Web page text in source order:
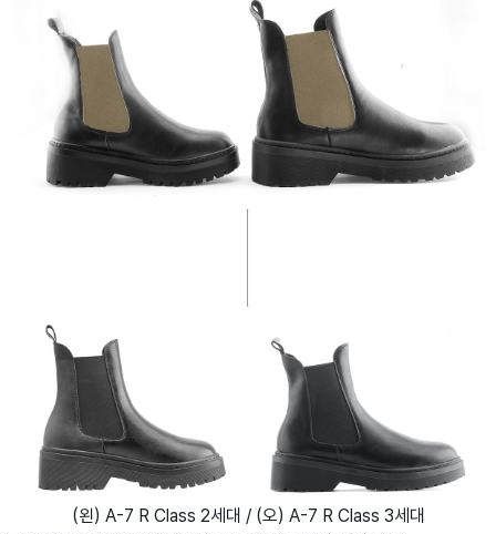
(왼) A-7 R Class 2세대 / (오) A-7 R Class 3세대